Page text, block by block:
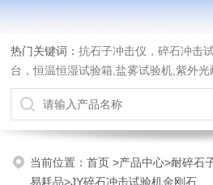
热门关键词：抗石子冲击仪，碎石冲击
台，恒温恒湿试验箱,盐雾试验机,紫外
试验箱，沙尘试验箱，淋雨试验箱，汽
当前位置：首页>产品中心>耐碎石
易耗品>JY碎石冲击试验机金刚石